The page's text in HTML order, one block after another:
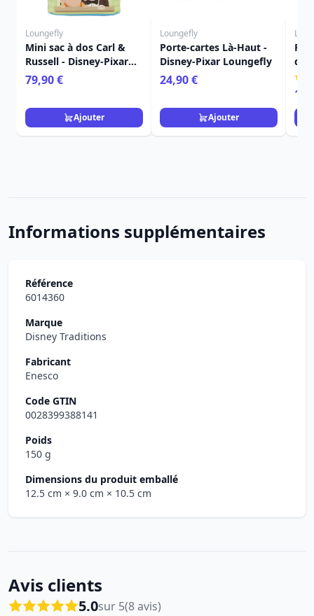
Loungefly
Mini sac à dos Carl &
Russell - Disney-Pixar
Loungefly Là-Haut
79,90 €
Ajouter
Loungefly
Porte-cartes Là-Haut -
Disney-Pixar Loungefly
24,90 €
Ajouter
Informations supplémentaires
Référence
6014360
Marque
Disney Traditions
Fabricant
Enesco
Code GTIN
0028399388141
Poids
150 g
Dimensions du produit emballé
12.5 cm × 9.0 cm × 10.5 cm
Avis clients
5.0sur 5(8 avis)